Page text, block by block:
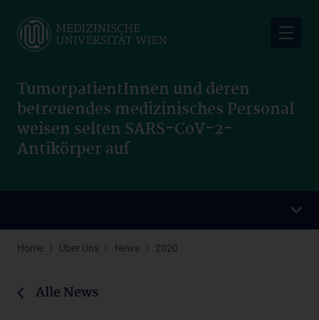
main
TumorpatientInnen und deren
betreuendes medizinisches Personal
weisen selten SARS-CoV-2-
Antikörper auf
Home Über Uns News 2020
Alle News